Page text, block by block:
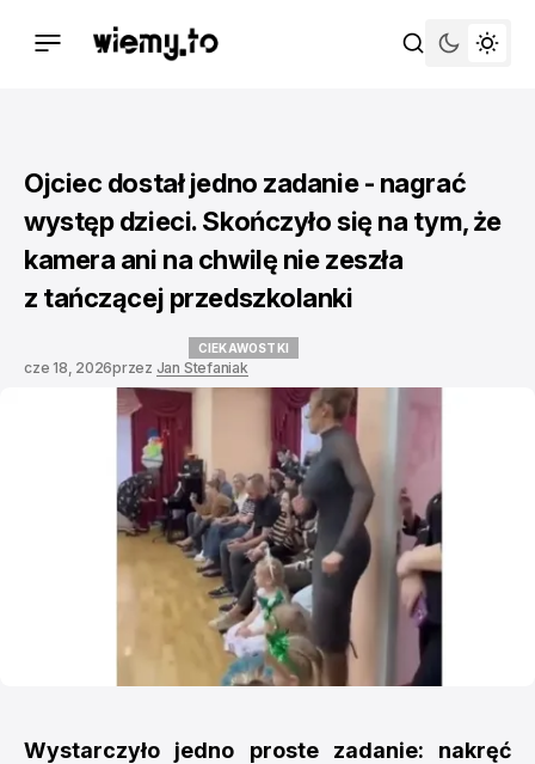
Ojciec dostał jedno zadanie - nagrać
występ dzieci. Skończyło się na tym, że
kamera ani na chwilę nie zeszła
z tańczącej przedszkolanki
CIEKAWOSTKI
cze 18, 2026przez Jan Stefaniak
Wystarczyło jedno proste zadanie: nakręć